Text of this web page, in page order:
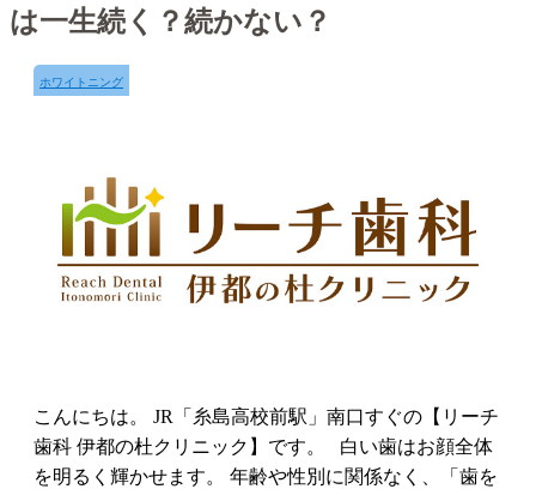
は一生続く？続かない？
ホワイトニング
こんにちは。 JR「糸島高校前駅」南口すぐの【リーチ
歯科 伊都の杜クリニック】です。 白い歯はお顔全体
を明るく輝かせます。 年齢や性別に関係なく、「歯を